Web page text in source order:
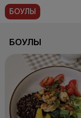
БОУЛЫ
БОУЛЫ